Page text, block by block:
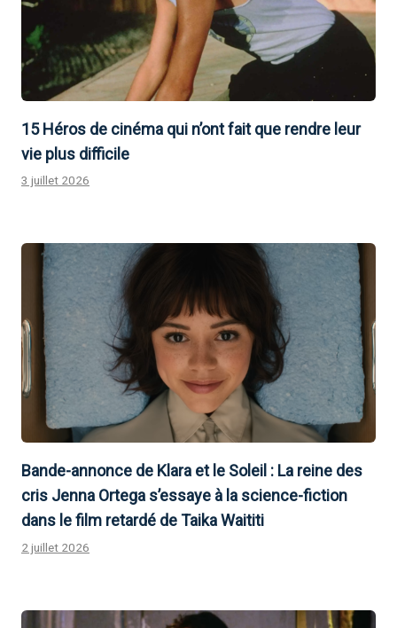
15 Héros de cinéma qui n’ont fait que rendre leur
vie plus difficile
3 juillet 2026
Bande-annonce de Klara et le Soleil : La reine des
cris Jenna Ortega s’essaye à la science-fiction
dans le film retardé de Taika Waititi
2 juillet 2026